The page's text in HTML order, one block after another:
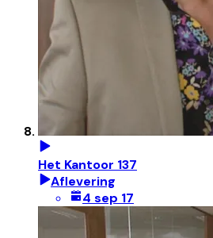
Het Kantoor 137
Aflevering
4 sep 17